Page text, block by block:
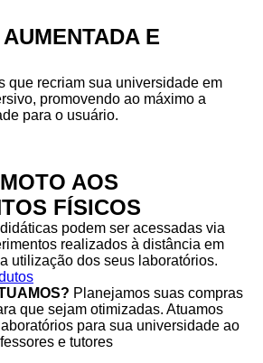
E
que recriam sua universidade em
promovendo ao máximo a
para o usuário.
AOS
FÍSICOS
podem ser acessadas via
realizados à distância em
utilização dos seus laboratórios.
Planejamos suas compras
que sejam otimizadas. Atuamos
para sua universidade ao
e tutores